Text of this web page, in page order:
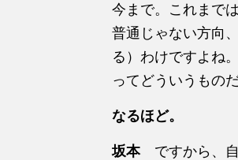
今まで。これまで
普通じゃない方向
る）わけですよね
ってどういうもの
なるほど。
坂本 ですから、